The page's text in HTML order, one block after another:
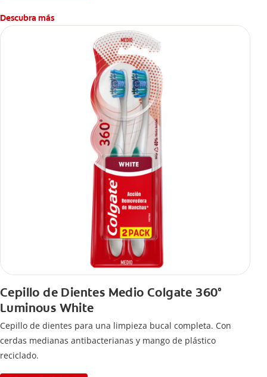
Descubra más
Cepillo de Dientes Medio Colgate 360°
Luminous White
Cepillo de dientes para una limpieza bucal completa. Con
cerdas medianas antibacterianas y mango de plástico
reciclado.